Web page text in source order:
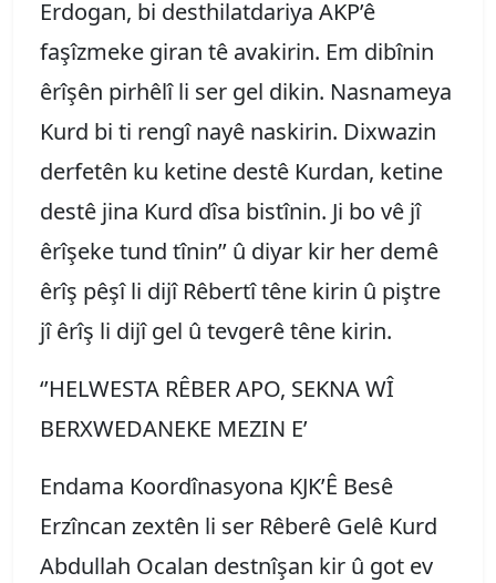
Erdogan, bi desthilatdariya AKP’ê
faşîzmeke giran tê avakirin. Em dibînin
êrîşên pirhêlî li ser gel dikin. Nasnameya
Kurd bi ti rengî nayê naskirin. Dixwazin
derfetên ku ketine destê Kurdan, ketine
destê jina Kurd dîsa bistînin. Ji bo vê jî
êrîşeke tund tînin’’ û diyar kir her demê
êrîş pêşî li dijî Rêbertî têne kirin û piştre
jî êrîş li dijî gel û tevgerê têne kirin.
‘’HELWESTA RÊBER APO, SEKNA WÎ
BERXWEDANEKE MEZIN E’
Endama Koordînasyona KJK’Ê Besê
Erzîncan zextên li ser Rêberê Gelê Kurd
Abdullah Ocalan destnîşan kir û got ev